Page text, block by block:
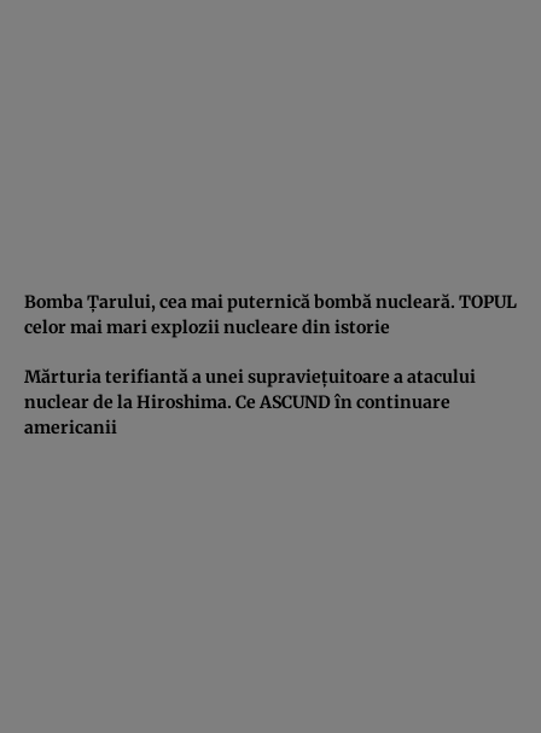
Bomba Ţarului, cea mai puternică bombă nucleară. TOPUL
celor mai mari explozii nucleare din istorie
Mărturia terifiantă a unei supravieţuitoare a atacului
nuclear de la Hiroshima. Ce ASCUND în continuare
americanii